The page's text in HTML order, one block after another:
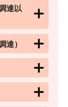
達以
達）